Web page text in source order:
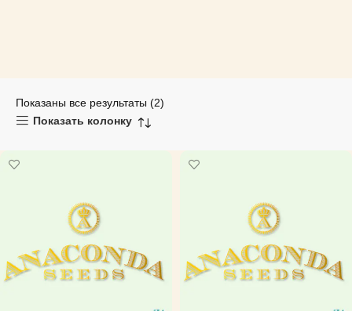
Показаны все результаты (2)
Показать колонку